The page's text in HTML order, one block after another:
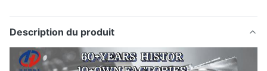
Description du produit